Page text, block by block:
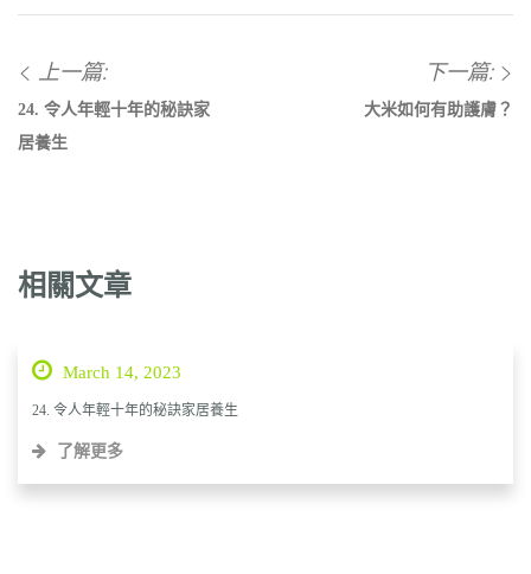
上一篇:
24. 令人年輕十年的秘訣家
居養生
下一篇:
大米如何有助護膚？
相關文章
March 14, 2023
24. 令人年輕十年的秘訣家居養生
了解更多